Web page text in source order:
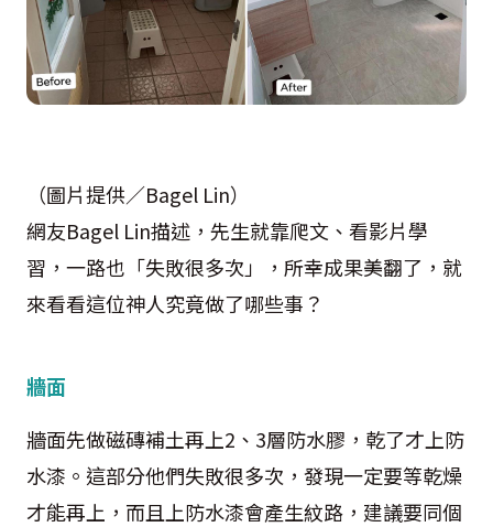
（圖片提供／Bagel Lin）
網友Bagel Lin描述，先生就靠爬文、看影片學
習，一路也「失敗很多次」，所幸成果美翻了，就
來看看這位神人究竟做了哪些事？
牆面
牆面先做磁磚補土再上2、3層防水膠，乾了才上防
水漆。這部分他們失敗很多次，發現一定要等乾燥
才能再上，而且上防水漆會產生紋路，建議要同個